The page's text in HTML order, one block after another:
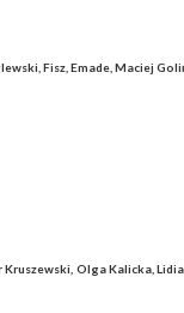
Fisz, Emade, Maciej
Olga Kalicka,